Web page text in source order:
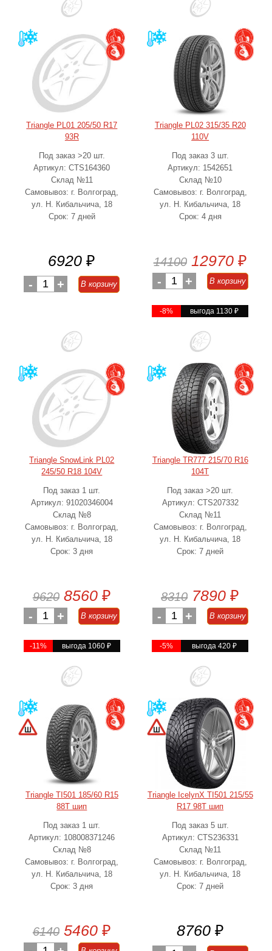
Triangle PL01 205/50 R17
93R
Под заказ >20 шт.
Артикул: CTS164360
Склад №11
Самовывоз: г. Волгоград,
ул. Н. Кибальчича, 18
Срок: 7 дней
6920 ₽
- 1 + В корзину
Triangle PL02 315/35 R20
110V
Под заказ 3 шт.
Артикул: 1542651
Склад №10
Самовывоз: г. Волгоград,
ул. Н. Кибальчича, 18
Срок: 4 дня
14100 12970 ₽
- 1 + В корзину
-8% выгода 1130₽
Triangle SnowLink PL02
245/50 R18 104V
Под заказ 1 шт.
Артикул: 91020346004
Склад №8
Самовывоз: г. Волгоград,
ул. Н. Кибальчича, 18
Срок: 3 дня
9620 8560 ₽
- 1 + В корзину
-11% выгода 1060 ₽
Triangle TR777 215/70 R16
104T
Под заказ >20 шт.
Артикул: CTS207332
Склад №11
Самовывоз: г. Волгоград,
ул. Н. Кибальчича, 18
Срок: 7 дней
8310 7890 ₽
- 1 + В корзину
-5% выгода 420₽
Triangle TI501 185/60 R15
88T шип
Под заказ 1 шт.
Артикул: 108008371246
Склад №8
Самовывоз: г. Волгоград,
ул. Н. Кибальчича, 18
Срок: 3 дня
6140 5460 ₽
Triangle IcelynX TI501 215/55
R17 98T шип
Под заказ 5 шт.
Артикул: CTS236331
Склад №11
Самовывоз: г. Волгоград,
ул. Н. Кибальчича, 18
Срок: 7 дней
8760 ₽